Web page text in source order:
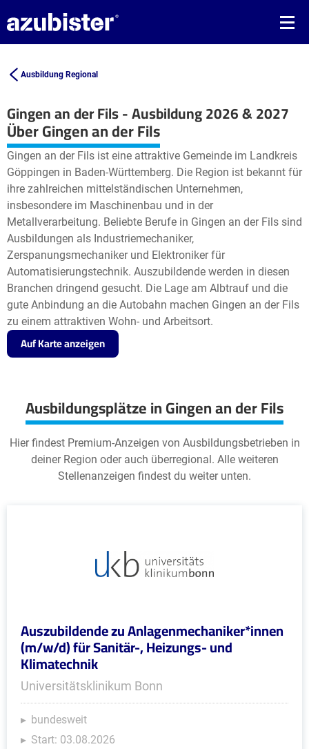
Ausbildung Regional
Gingen an der Fils - Ausbildung 2026 & 2027
+
−
Leaflet| ©OpenStreetMap2 contributors
Über Gingen an der Fils
Gingen an der Fils ist eine attraktive Gemeinde im Landkreis
Göppingen in Baden-Württemberg. Die Region ist bekannt für
ihre zahlreichen mittelständischen Unternehmen,
insbesondere im Maschinenbau und in der
Metallverarbeitung. Beliebte Berufe in Gingen an der Fils sind
Ausbildungen als Industriemechaniker,
Zerspanungsmechaniker und Elektroniker für
Automatisierungstechnik. Auszubildende werden in diesen
Branchen dringend gesucht. Die Lage am Albtrauf und die
gute Anbindung an die Autobahn machen Gingen an der Fils
zu einem attraktiven Wohn- und Arbeitsort.
Auf Karte anzeigen
Ausbildungsplätze in Gingen an der Fils
Hier findest Premium-Anzeigen von Ausbildungsbetrieben in
deiner Region oder auch überregional. Alle weiteren
Stellenanzeigen findest du weiter unten.
Auszubildende zu Anlagenmechaniker*innen
(m/w/d) für Sanitär-, Heizungs- und
Klimatechnik
Universitätsklinikum Bonn
bundesweit
Start: 03.08.2026